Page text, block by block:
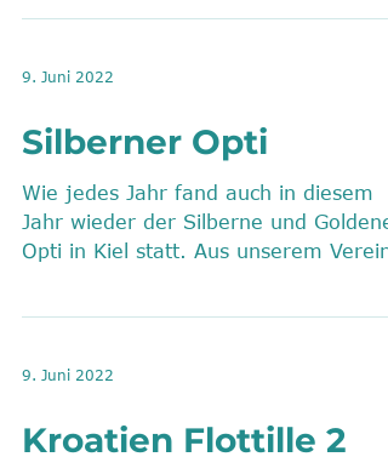
9. Juni 2022
Silberner Opti
Wie jedes Jahr fand auch in diesem
Jahr wieder der Silberne und Goldene
Opti in Kiel statt. Aus unserem Verein
9. Juni 2022
Kroatien Flottille 2